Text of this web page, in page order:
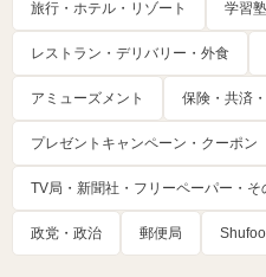
旅行・ホテル・リゾート 学習
レストラン・デリバリー・外食
アミューズメント 保険・共済
プレゼントキャンペーン・クーポン
TV局・新聞社・フリーペーパー・そ
政党・政治 郵便局